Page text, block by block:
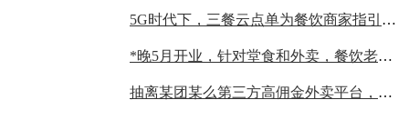
5G时代下，三餐云点单为餐饮商家指引发展趋势！
*晚5月开业，针对堂食和外卖，餐饮老板要做哪些准备？
抽离某团某么第三方高佣金外卖平台，商家自建外卖，仅需四步！！！